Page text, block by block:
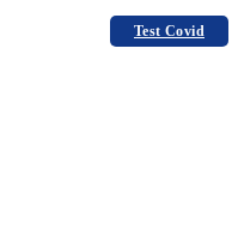
Test Covid